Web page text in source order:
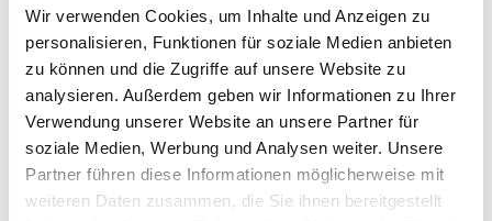
Wir verwenden Cookies, um Inhalte und Anzeigen zu
personalisieren, Funktionen für soziale Medien anbieten
zu können und die Zugriffe auf unsere Website zu
analysieren. Außerdem geben wir Informationen zu Ihrer
Verwendung unserer Website an unsere Partner für
soziale Medien, Werbung und Analysen weiter. Unsere
Partner führen diese Informationen möglicherweise mit
weiteren Daten zusammen, die Sie ihnen bereitgestellt